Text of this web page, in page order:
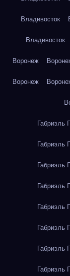
Владивосток
Владивосток
Воронеж
Воронеж
Габриэль
Габриэль
Габриэль
Габриэль
Габриэль
Габриэль
Габриэль
Габриэль